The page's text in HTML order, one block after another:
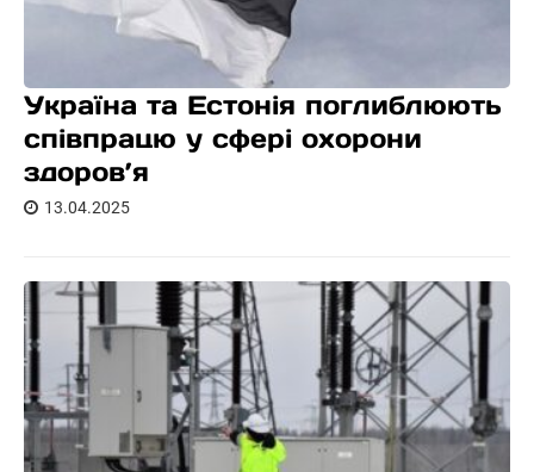
Україна та Естонія поглиблюють
співпрацю у сфері охорони
здоров’я
13.04.2025